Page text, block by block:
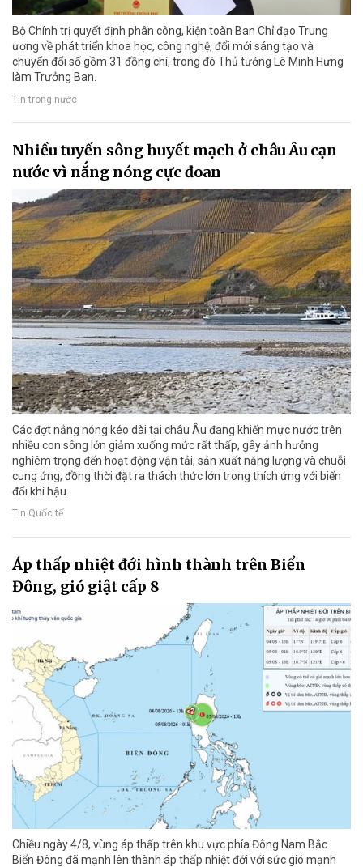
Bộ Chính trị quyết định phân công, kiện toàn Ban Chỉ đạo Trung
ương về phát triển khoa học, công nghệ, đổi mới sáng tạo và
chuyển đổi số gồm 31 đồng chí, trong đó Thủ tướng Lê Minh Hưng
làm Trưởng Ban.
Tin trong nước
Nhiều tuyến sông huyết mạch ở châu Âu cạn
nước vì nắng nóng cực đoan
Các đợt nắng nóng kéo dài tại châu Âu đang khiến mực nước trên
nhiều con sông lớn giảm xuống mức rất thấp, gây ảnh hưởng
nghiêm trọng đến hoạt động vận tải, sản xuất năng lượng và chuỗi
cung ứng, đồng thời đặt ra thách thức lớn trong thích ứng với biến
đổi khí hậu.
Tin Quốc tế
Áp thấp nhiệt đới hình thành trên Biển
Đông, gió giật cấp 8
Chiều ngày 4/8, vùng áp thấp trên khu vực phía Đông Nam Bắc
Biển Đông đã mạnh lên thành áp thấp nhiệt đới với sức gió mạnh